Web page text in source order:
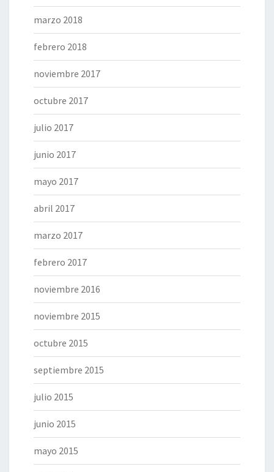
marzo 2018
febrero 2018
noviembre 2017
octubre 2017
julio 2017
junio 2017
mayo 2017
abril 2017
marzo 2017
febrero 2017
noviembre 2016
noviembre 2015
octubre 2015
septiembre 2015
julio 2015
junio 2015
mayo 2015